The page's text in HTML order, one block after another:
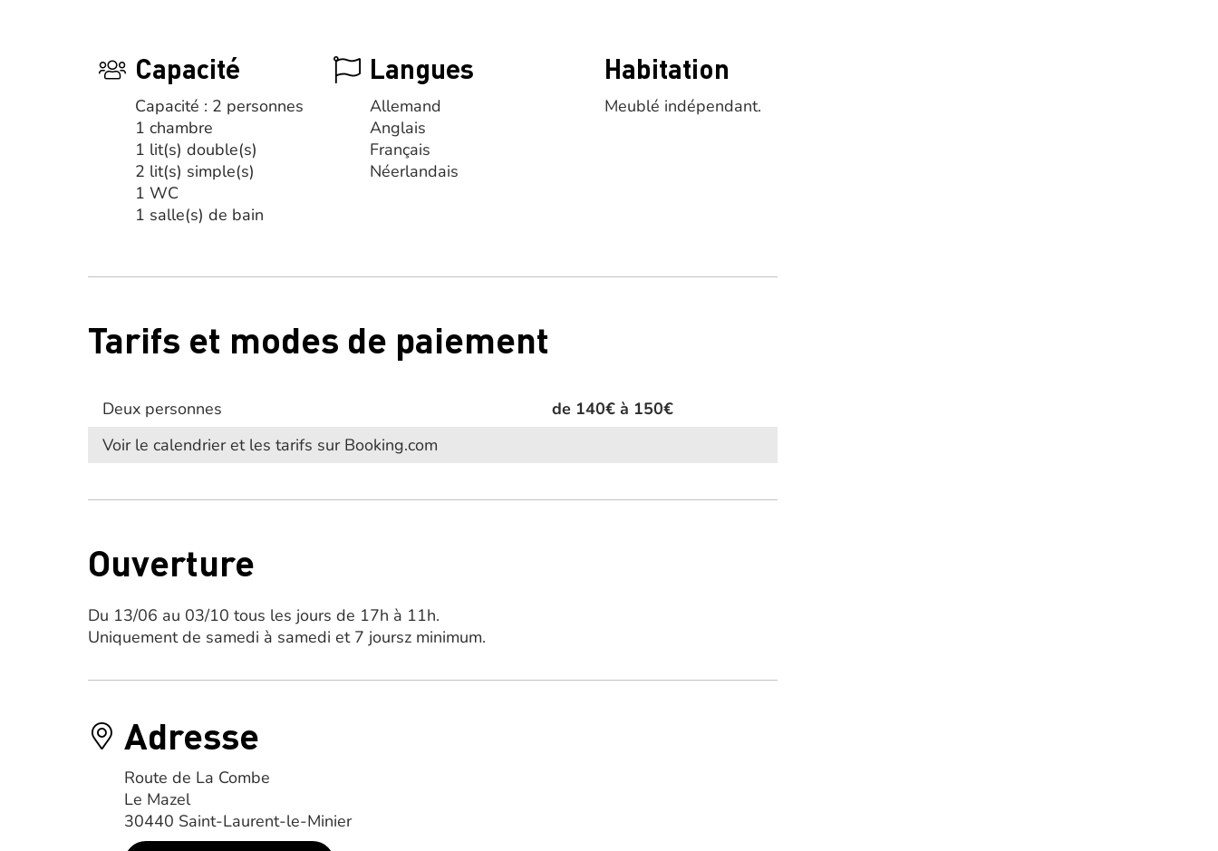
Capacité
Capacité : 2 personnes
1 chambre
1 lit(s) double(s)
2 lit(s) simple(s)
1 WC
1 salle(s) de bain
Langues
Allemand
Anglais
Français
Néerlandais
Habitation
Meublé indépendant.
Tarifs et modes de paiement
Deux personnes
de 140€ à 150€
Voir le calendrier et les tarifs sur Booking.com
Ouverture
Du 13/06 au 03/10 tous les jours de 17h à 11h.
Uniquement de samedi à samedi et 7 joursz minimum.
Adresse
Route de La Combe
Le Mazel
30440 Saint-Laurent-le-Minier